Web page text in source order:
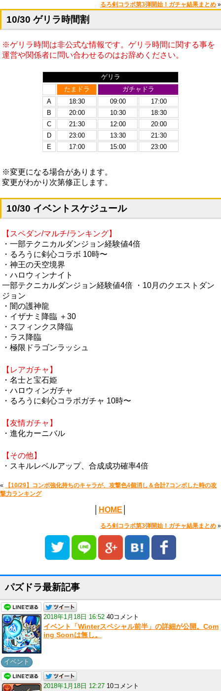
るろ剣コラボ第3弾開始！ガチャ結果まとめ »
10/30 ゲリラ時間割
※ゲリラ時間は非公式な情報です。ゲリラ時間に関する事を
運営や関係者に問い合わせるのはお辞めください。
ゲリラ
たまドラ
ガチャドラ
A
18:30 09:00
17:00
B
20:00 10:30
18:30
C
21:30 12:00
20:00
D
23:00 13:30
21:30
E
17:00 15:00 23:00
※変更になる場合があります。
変更がわかり次第修正します。
10/30 イベントスケジュール
【スペダン/マルチ/ランキング】
・一部テクニカルダンジョン経験値4倍
・るろうに剣心コラボ 10時〜
・神王の天空境界
・ハロウィンナイト
一部テクニカルダンジョン経験値4倍 ・10月のクエストダン
ジョン
・闇の護神龍
・イザナミ降臨 ＋30
・スフィンクス降臨
・ラス降臨
・極限ドラゴンラッシュ
【レアガチャ】
・名士と宝石姫
・ハロウィンガチャ
・るろうに剣心コラボガチャ 10時〜
【友情ガチャ】
・進化カーニバル
【その他】
・スキルレベルアップ、合成成功確率4倍
«
【10/29】コンボ強化持ちのキャラが、攻撃色4個消し＆合計7コンボした時の攻
撃力ランキング
HOME
るろ剣コラボ第3弾開始！ガチャ結果まとめ »
パズドラ最新記事
2018年1月18日 16:52 40コメント
イベント「Winterスペシャル前半」の詳細が公開。Com
ing Soonは無し。
イベント
2018年1月18日 12:27 10コメント